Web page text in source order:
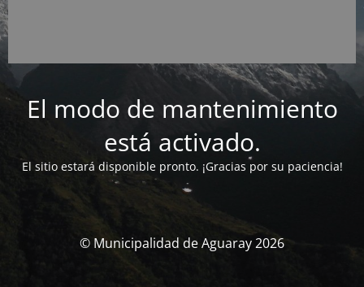
El modo de mantenimiento
está activado.
El sitio estará disponible pronto. ¡Gracias por su paciencia!
© Municipalidad de Aguaray 2026